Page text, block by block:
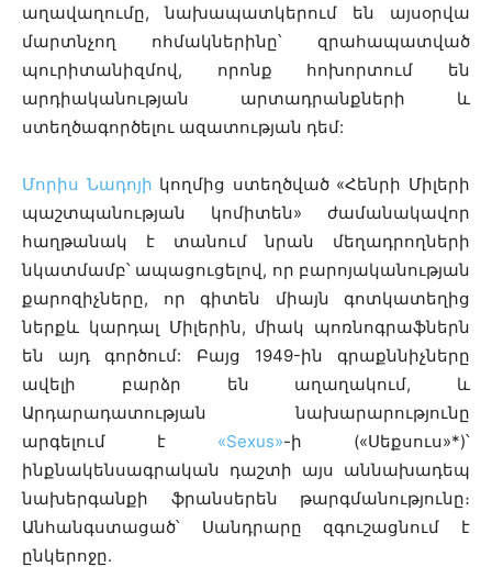
աղավաղումը, նախապատկերում են այսօրվա
մարտնչող ​​ոհմակներինը՝ զրահապատված
պուրիտանիզմով, որոնք հոխորտում են
արդիականության արտադրանքների և
ստեղծագործելու ազատության դեմ:
Մորիս Նադոյի կողմից ստեղծված «Հենրի Միլերի
պաշտպանության կոմիտեն» ժամանակավոր
հաղթանակ է տանում նրան մեղադրողների
նկատմամբ՝ ապացուցելով, որ բարոյականության
քարոզիչները, որ գիտեն միայն գոտկատեղից
ներքև կարդալ Միլերին, միակ պոռնոգրաֆներն
են այդ գործում: Բայց 1949-ին գրաքննիչները
ավելի բարձր են աղաղակում, և
Արդարադատության նախարարությունը
արգելում է «Sexus»-ի («Սեքսուս»*)՝
ինքնակենսագրական դաշտի այս աննախադեպ
նախերգանքի ֆրանսերեն թարգմանությունը։
Անհանգստացած՝ Սանդրարը զգուշացնում է
ընկերոջը.